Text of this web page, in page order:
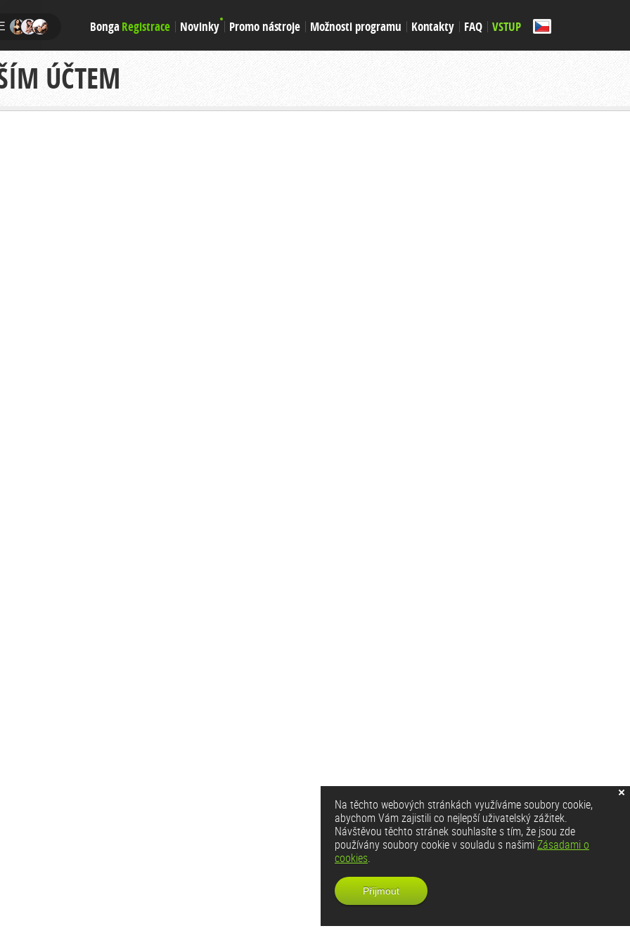
Bonga Registrace Novinky Promo nástroje Možnosti programu Kontakty FAQ VSTUP
ÚČTEM
Na těchto webových stránkách využíváme soubory cookie,
abychom Vám zajistili co nejlepší uživatelský zážitek.
Návštěvou těchto stránek souhlasíte s tím, že jsou zde
používány soubory cookie v souladu s našimiZásadami o
cookies.
Přijmout